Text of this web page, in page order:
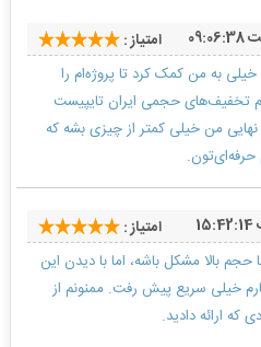
امتیاز :
به من کمک کرد تا پروژه‌ام را
تخفیف‌های حجمی ایران تایپیست
نهایی من خیلی کمتر از چیزی بشه که
امتیاز :
بالا مشکل باشه، اما با دیدن این
کارم خیلی سریع پیش رفت. ممنونم از
که ارائه دادید.